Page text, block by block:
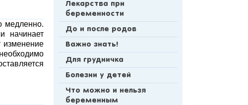
медленно.
начинает
изменение
Лекарства при
беременности
До и после родов
Важно знать!
Для грудничка
Болезни у детей
Что можно и нельзя
беременным